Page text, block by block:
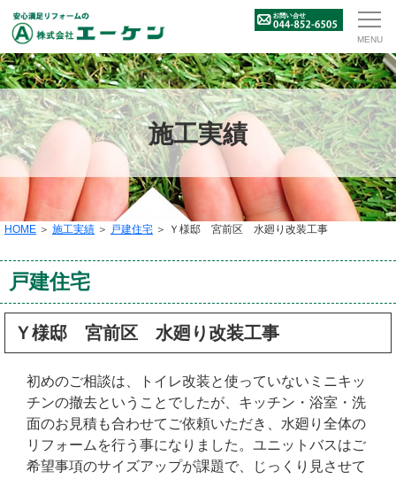
施工実績
HOME ＞ 施工実績 ＞ 戸建住宅 ＞ Ｙ様邸 宮前区 水廻り改装工事
戸建住宅
Ｙ様邸 宮前区 水廻り改装工事
初めのご相談は、トイレ改装と使っていないミニキッ
チンの撤去ということでしたが、キッチン・浴室・洗
面のお見積も合わせてご依頼いただき、水廻り全体の
リフォームを行う事になりました。ユニットバスはご
希望事項のサイズアップが課題で、じっくり見させて